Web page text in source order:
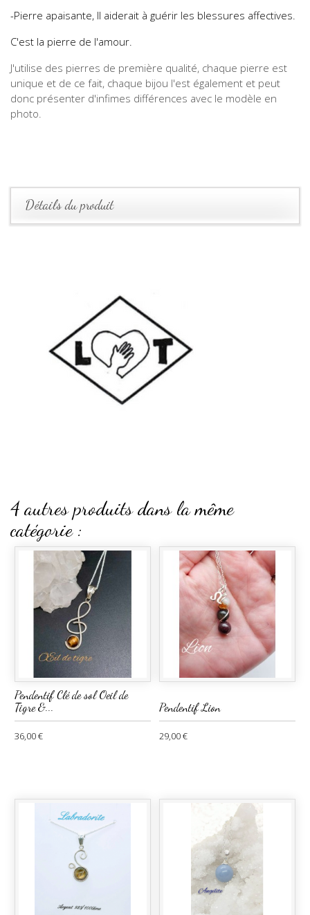
-Pierre apaisante, Il aiderait à guérir les blessures affectives.
C'est la pierre de l'amour.
J'utilise des pierres de première qualité, chaque pierre est
unique et de ce fait, chaque bijou l'est également et peut
donc présenter d'infimes différences avec le modèle en
photo.
Détails du produit
4 autres produits dans la même
catégorie :
Pendentif Clé de sol Oeil de
Tigre &...
36,00 €
Pendentif Lion
29,00 €